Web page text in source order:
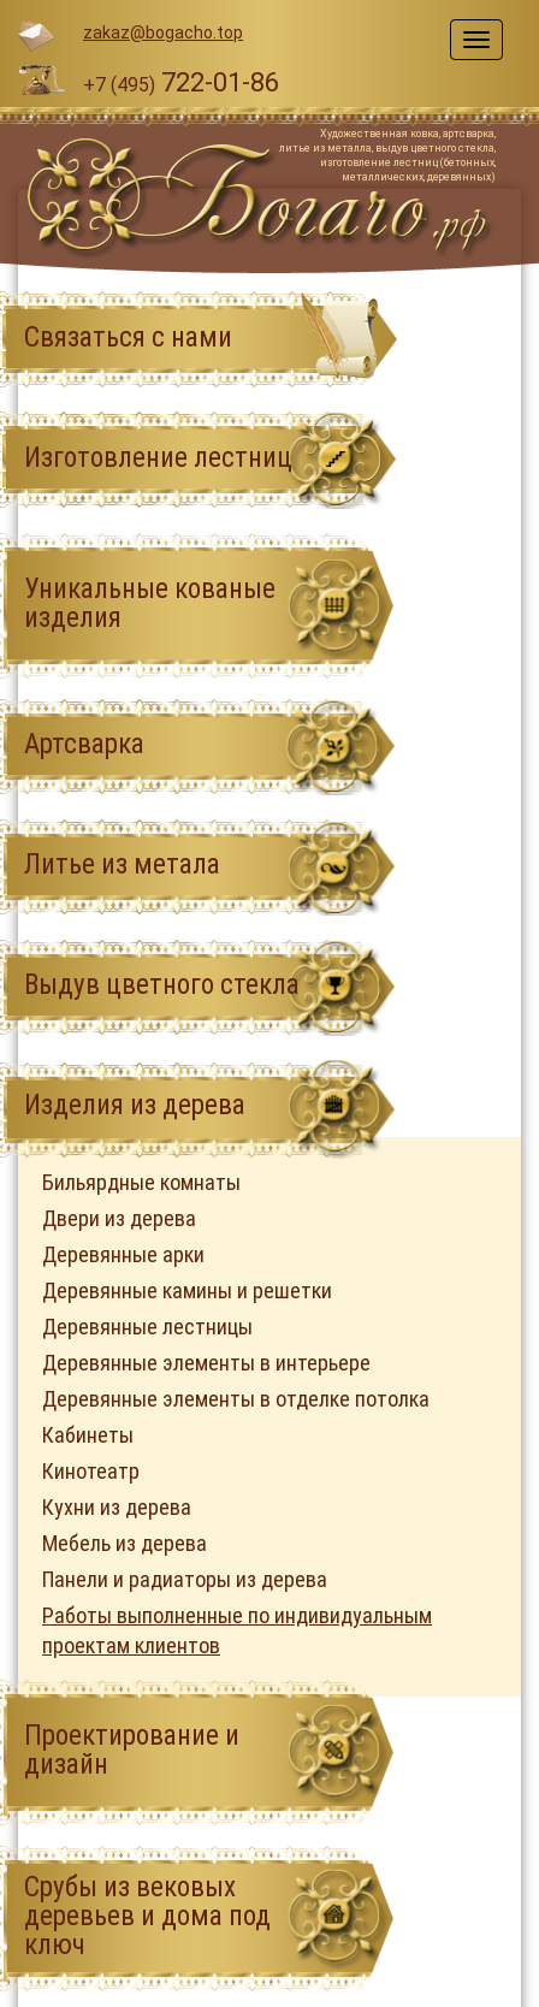
zakaz@bogacho.top
+7 (495) 722-01-86
Меню
Художественная ковка, артсварка,
литье из металла, выдув цветного стекла,
изготовление лестниц (бетонных,
металлических, деревянных)
Связаться с нами
Изготовление лестниц
Уникальные кованые
изделия
Артсварка
Литье из метала
Выдув цветного стекла
Изделия из дерева
Бильярдные комнаты
Двери из дерева
Деревянные арки
Деревянные камины и решетки
Деревянные лестницы
Деревянные элементы в интерьере
Деревянные элементы в отделке потолка
Кабинеты
Кинотеатр
Кухни из дерева
Мебель из дерева
Панели и радиаторы из дерева
Работы выполненные по индивидуальным
проектам клиентов
Проектирование и
дизайн
Срубы из вековых
деревьев и дома под
ключ